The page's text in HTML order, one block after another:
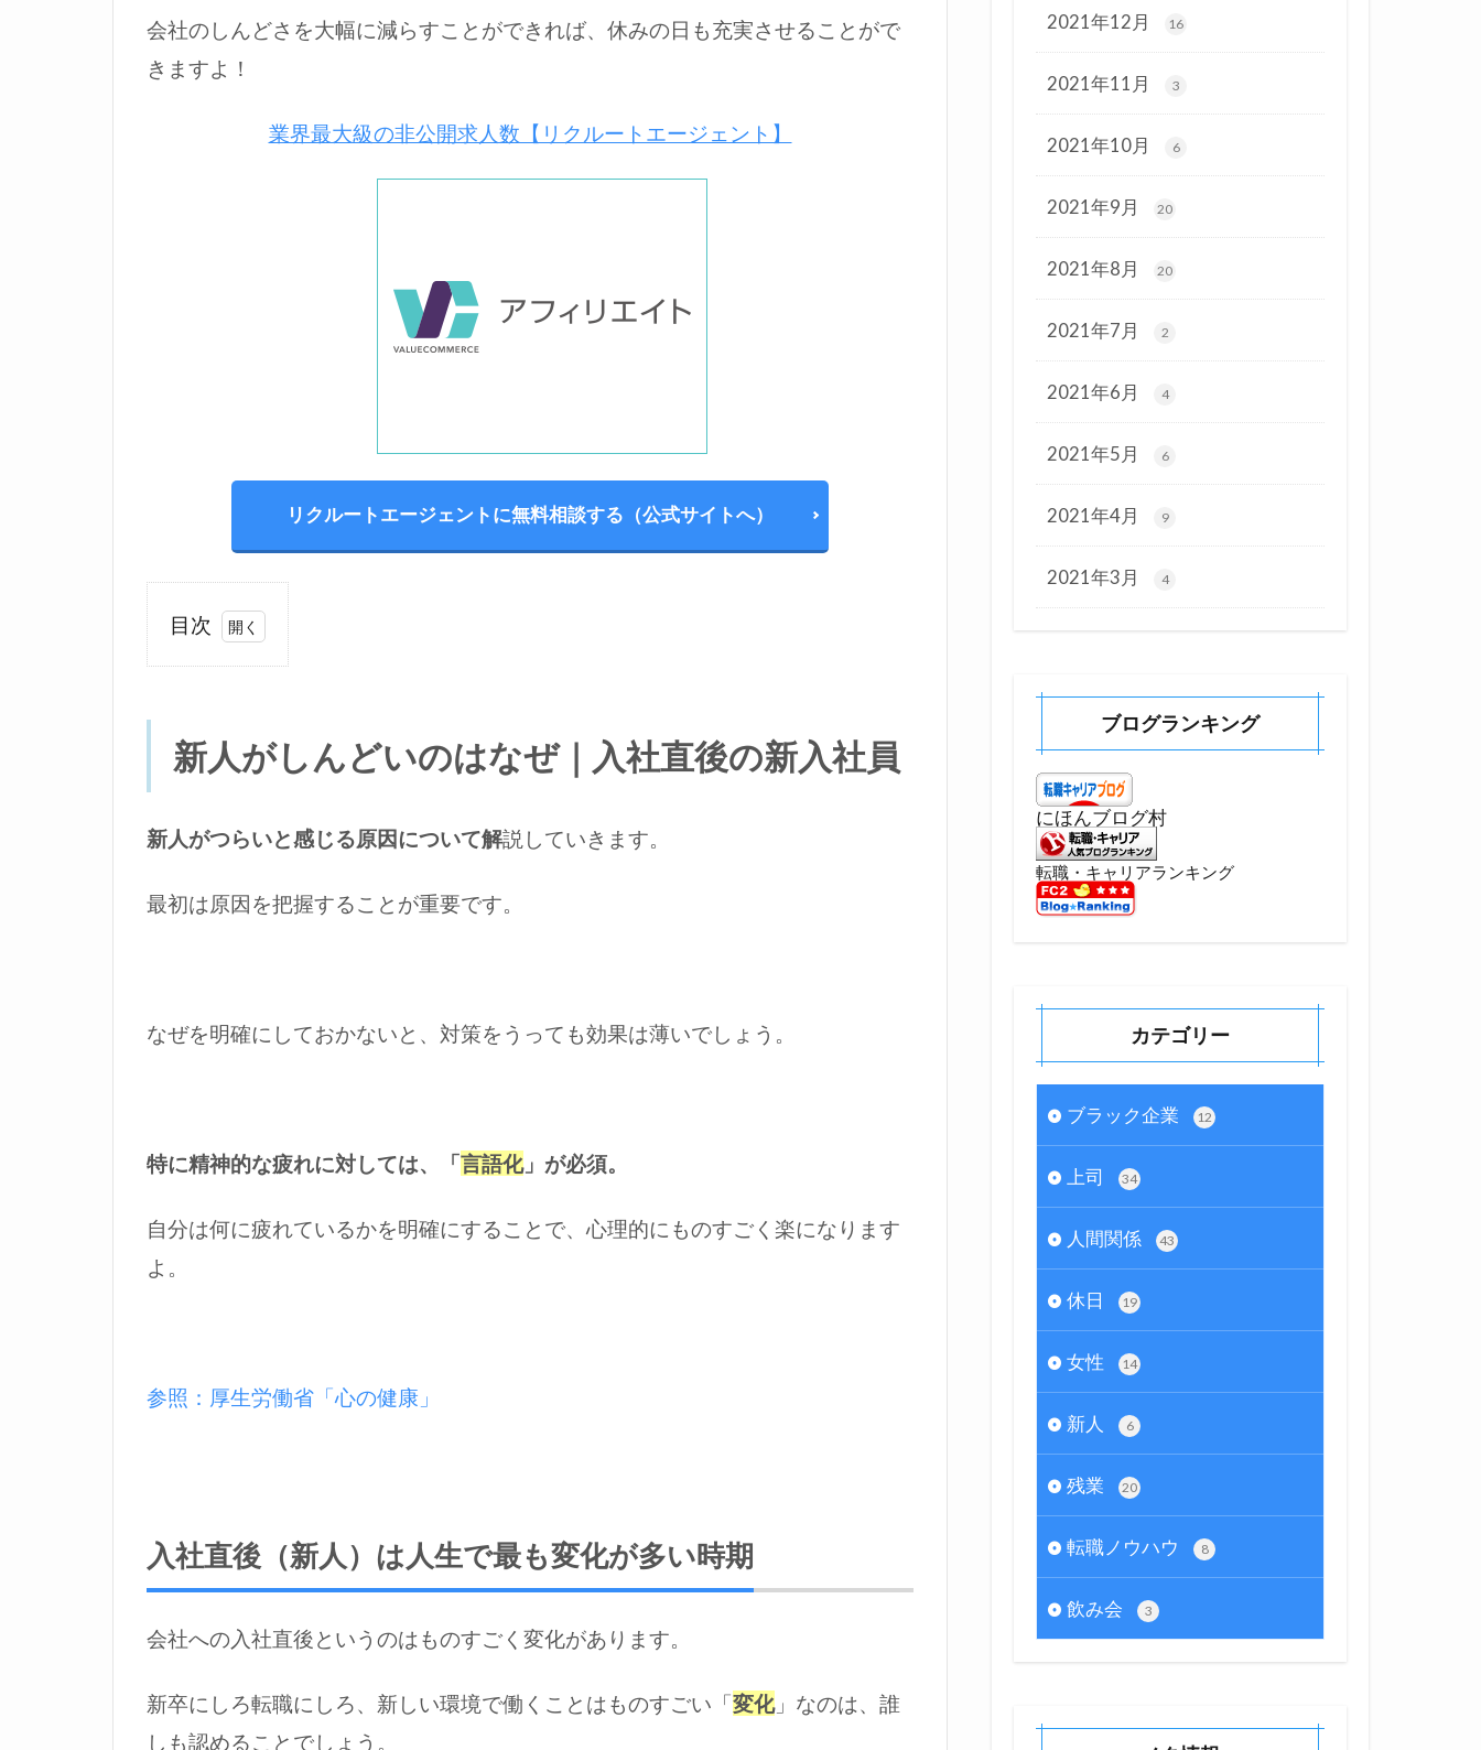
会社のしんどさを大幅に減らすことができれば、休みの日も充実させることがで
きますよ！
業界最大級の非公開求人数【リクルートエージェント】
リクルートエージェントに無料相談する（公式サイトへ）
目次
1
が
し
ど
い
は
入
社
新
社
員
人）
が多
い時
期
1.2
に適
応す
新人がしんどいのはなぜ｜入社直後の新入社員
新人がつらいと感じる原因について解説していきます。
最初は原因を把握することが重要です。
なぜを明確にしておかないと、対策をうっても効果は薄いでしょう。
特に精神的な疲れに対しては、「言語化」が必須。
自分は何に疲れているかを明確にすることで、心理的にものすごく楽になります
よ。
参照：厚生労働省「心の健康」
入社直後（新人）は人生で最も変化が多い時期
会社への入社直後というのはものすごく変化があります。
新卒にしろ転職にしろ、新しい環境で働くことはものすごい「変化」なのは、誰
しも認めることでしょう。
2021年12月 16
2021年11月 3
2021年10月 6
2021年9月 20
2021年8月 20
2021年7月 2
2021年6月 4
2021年5月 6
2021年4月 9
2021年3月 4
ブログランキング
にほんブログ村
転職・キャリアランキング
カテゴリー
ブラック企業 12
上司 34
人間関係 43
休日 19
女性 14
新人 6
残業 20
転職ノウハウ 8
飲み会 3